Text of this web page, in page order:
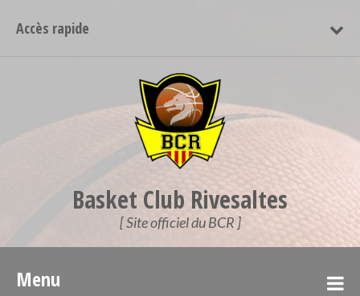
Accès rapide
Basket Club Rivesaltes
[ Site officiel du BCR ]
Menu